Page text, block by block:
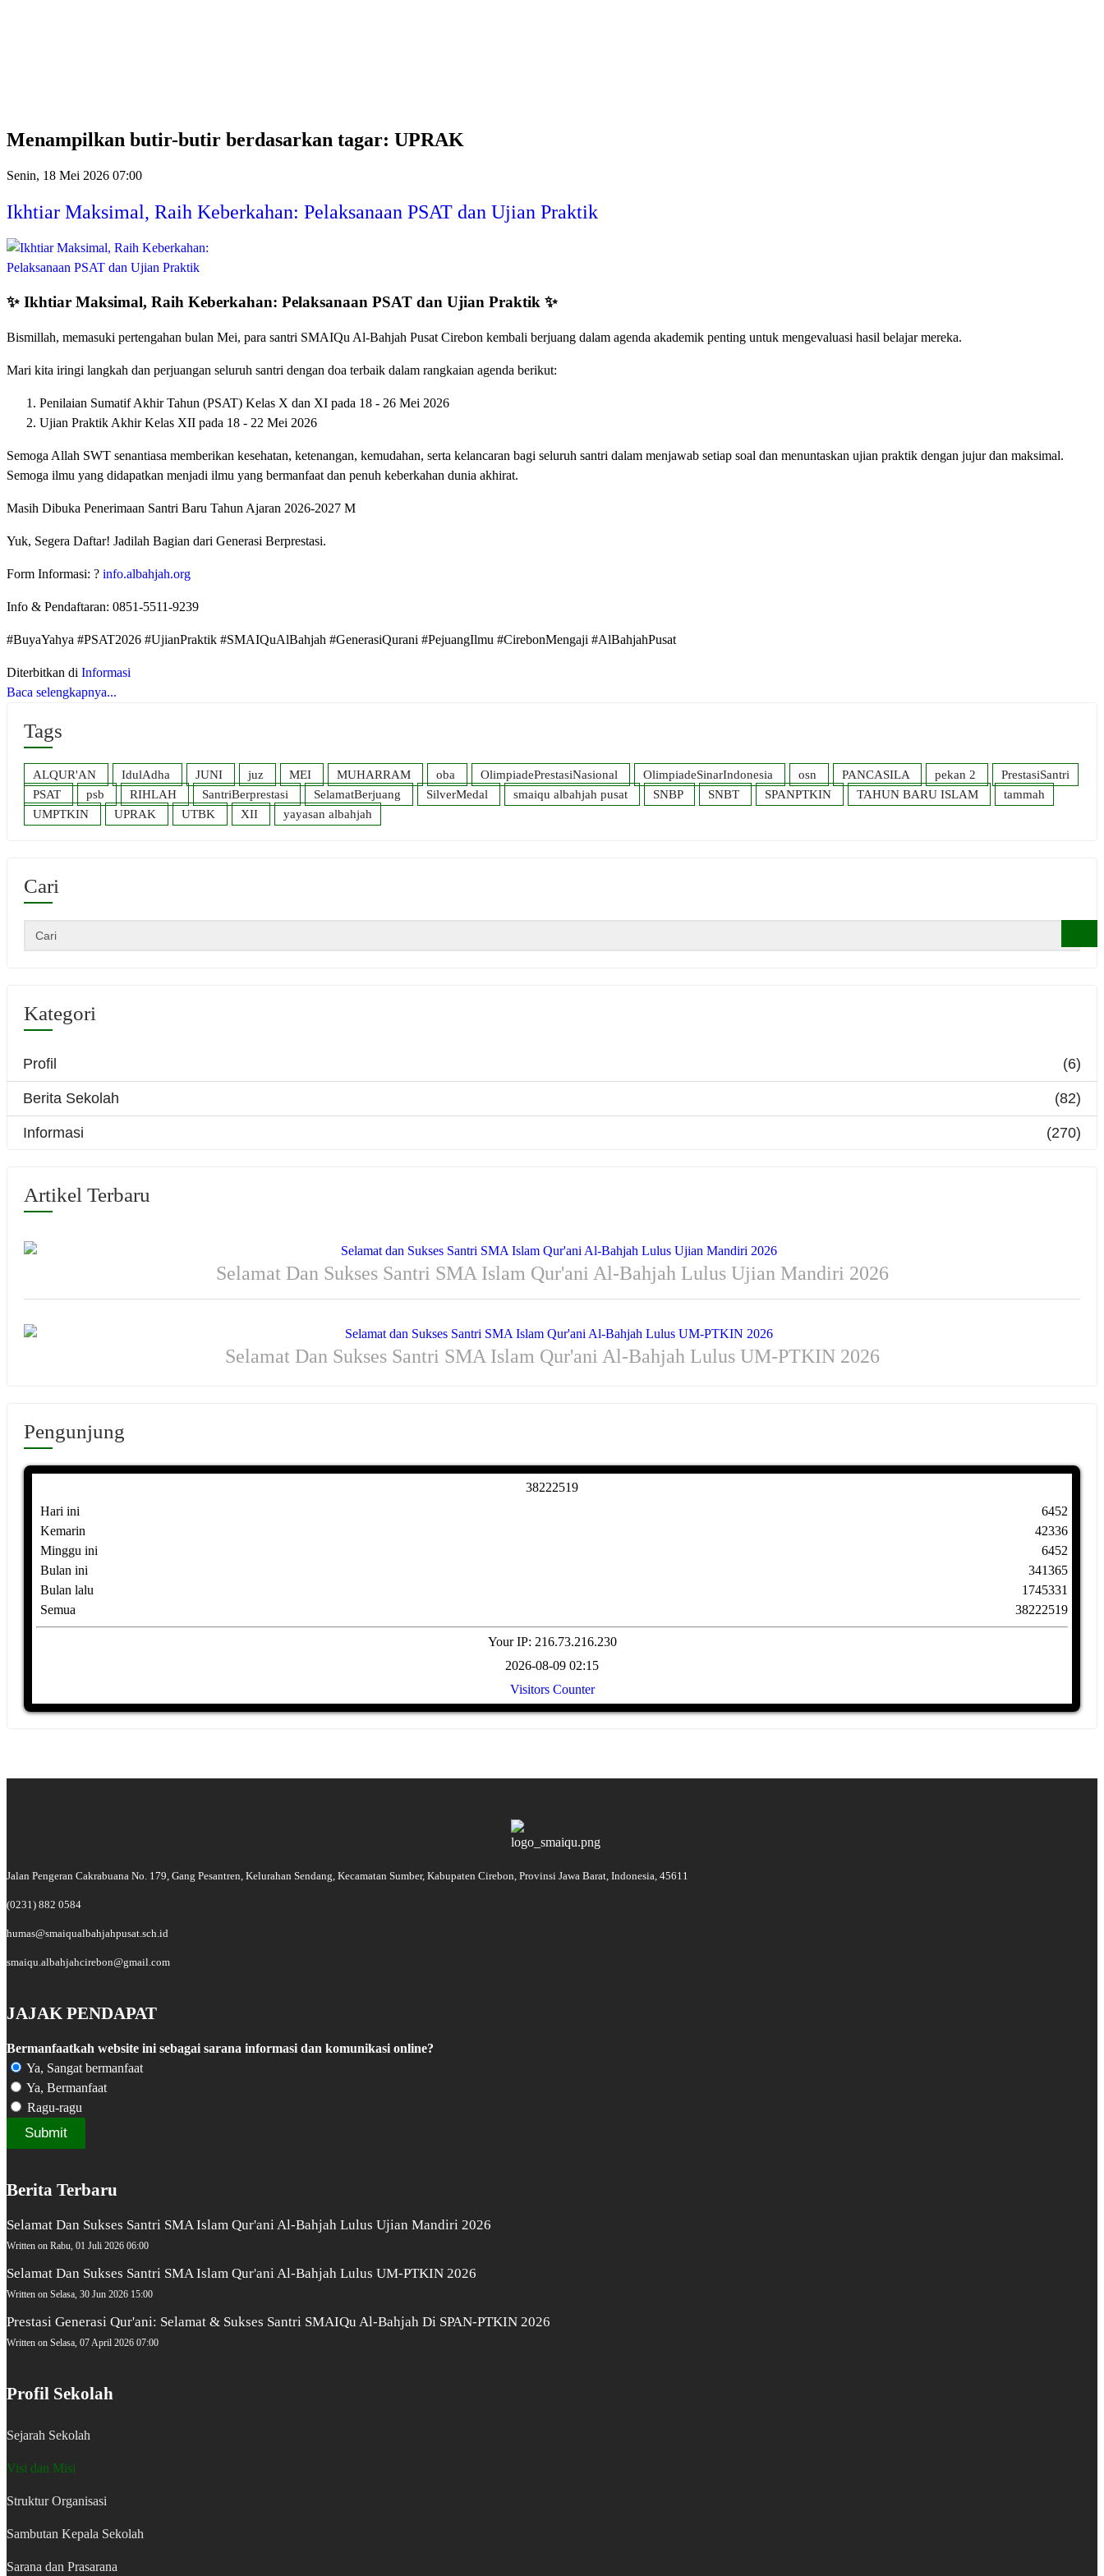
Menampilkan butir-butir berdasarkan tagar: UPRAK
Senin, 18 Mei 2026 07:00
Ikhtiar Maksimal, Raih Keberkahan: Pelaksanaan PSAT dan Ujian Praktik
✨ Ikhtiar Maksimal, Raih Keberkahan: Pelaksanaan PSAT dan Ujian Praktik ✨
Bismillah, memasuki pertengahan bulan Mei, para santri SMAIQu Al-Bahjah Pusat Cirebon kembali berjuang dalam agenda akademik penting untuk mengevaluasi hasil belajar mereka.
Mari kita iringi langkah dan perjuangan seluruh santri dengan doa terbaik dalam rangkaian agenda berikut:
Penilaian Sumatif Akhir Tahun (PSAT) Kelas X dan XI pada 18 - 26 Mei 2026
Ujian Praktik Akhir Kelas XII pada 18 - 22 Mei 2026
Semoga Allah SWT senantiasa memberikan kesehatan, ketenangan, kemudahan, serta kelancaran bagi seluruh santri dalam menjawab setiap soal dan menuntaskan ujian praktik dengan jujur dan maksimal.
Semoga ilmu yang didapatkan menjadi ilmu yang bermanfaat dan penuh keberkahan dunia akhirat.
Masih Dibuka Penerimaan Santri Baru Tahun Ajaran 2026-2027 M
Yuk, Segera Daftar! Jadilah Bagian dari Generasi Berprestasi.
Form Informasi: ? info.albahjah.org
Info & Pendaftaran: 0851-5511-9239
#BuyaYahya #PSAT2026 #UjianPraktik #SMAIQuAlBahjah #GenerasiQurani #PejuangIlmu #CirebonMengaji #AlBahjahPusat
Diterbitkan di Informasi
Baca selengkapnya...
Tags
ALQUR'AN IdulAdha JUNI juz MEI MUHARRAM oba OlimpiadePrestasiNasional OlimpiadeSinarIndonesia osn PANCASILA pekan 2
PrestasiSantri
PSAT
psb RIHLAH SantriBerprestasi SelamatBerjuang SilverMedal smaiqu albahjah pusat SNBP SNBT SPANPTKIN TAHUN BARU ISLAM
tammah
UMPTKIN
UPRAK UTBK XII yayasan albahjah
Cari
Kategori
Profil (6)
Berita Sekolah (82)
Informasi (270)
Artikel Terbaru
Selamat Dan Sukses Santri SMA Islam Qur'ani Al-Bahjah Lulus Ujian Mandiri 2026
Selamat Dan Sukses Santri SMA Islam Qur'ani Al-Bahjah Lulus UM-PTKIN 2026
Pengunjung
38222519
Hari ini
Kemarin
Minggu ini
Bulan ini
Bulan lalu
Semua
6452
42336
6452
341365
1745331
38222519
Your IP: 216.73.216.230
2026-08-09 02:15
Visitors Counter
Jalan Pengeran Cakrabuana No. 179, Gang Pesantren, Kelurahan Sendang, Kecamatan Sumber, Kabupaten Cirebon, Provinsi Jawa Barat, Indonesia, 45611
(0231) 882 0584
humas@smaiqualbahjahpusat.sch.id
smaiqu.albahjahcirebon@gmail.com
JAJAK PENDAPAT
Bermanfaatkah website ini sebagai sarana informasi dan komunikasi online?
Ya, Sangat bermanfaat
Ya, Bermanfaat
Ragu-ragu
Berita Terbaru
Selamat Dan Sukses Santri SMA Islam Qur'ani Al-Bahjah Lulus Ujian Mandiri 2026
Written on Rabu, 01 Juli 2026 06:00
Selamat Dan Sukses Santri SMA Islam Qur'ani Al-Bahjah Lulus UM-PTKIN 2026
Written on Selasa, 30 Jun 2026 15:00
Prestasi Generasi Qur'ani: Selamat & Sukses Santri SMAIQu Al-Bahjah Di SPAN-PTKIN 2026
Written on Selasa, 07 April 2026 07:00
Profil Sekolah
Sejarah Sekolah
Visi dan Misi
Struktur Organisasi
Sambutan Kepala Sekolah
Sarana dan Prasarana